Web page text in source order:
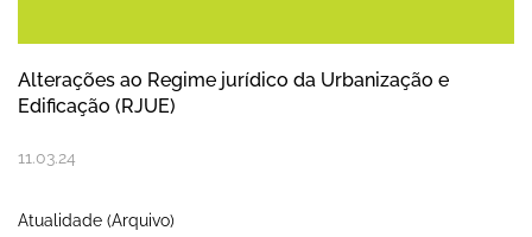
Alterações ao Regime jurídico da Urbanização e
Edificação (RJUE)
11.03.24
Atualidade (Arquivo)